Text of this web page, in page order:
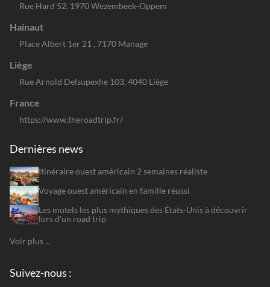
Rue Hard 52, 1970 Wezembeek-Oppem
Hainaut
Place Albert 1er 21 , 7170 Manage
Liège
Rue Arnold Delsupexhe 103, 4040 Liège
France
https://www.theroadtrip.fr/
Dernières news
Itinéraire ouest américain 2 semaines réaliste
Voyage ouest américain en famille réussi
Les motels les plus mythiques des États-Unis à découvrir
lors d'un road trip
Voir plus ...
Suivez-nous :